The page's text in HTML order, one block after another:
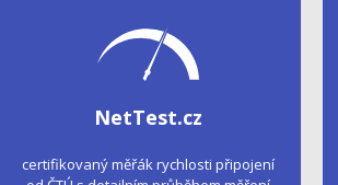
NetTest.cz
certifikovaný měřák rychlosti připojení